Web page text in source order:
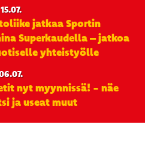
15.07.
jatkaa Sportin
Superkaudella – jatkoa
yhteistyölle
nyt myynnissä! - näe
ja useat muut